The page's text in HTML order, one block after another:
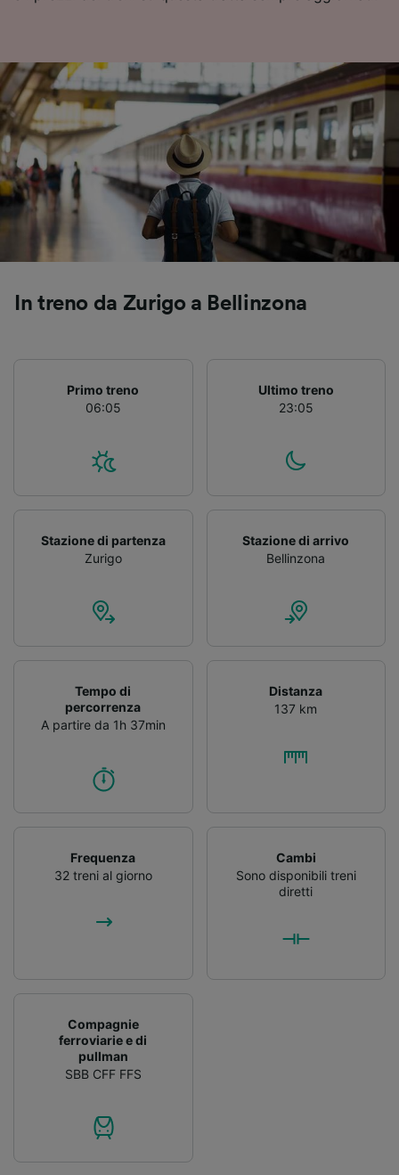
In treno da Zurigo a Bellinzona
Primo treno
06:05
Ultimo treno
23:05
Stazione di partenza
Zurigo
Stazione di arrivo
Bellinzona
Tempo di
percorrenza
A partire da 1h 37min
Distanza
137 km
Frequenza
32 treni al giorno
Cambi
Sono disponibili treni
diretti
Compagnie
ferroviarie e di
pullman
SBB CFF FFS
Archiviare informazioni su dispositivo e/o
accedervi. Pubblicità e contenuti
personalizzati, misurazione delle prestazioni
dei contenuti e degli annunci, ricerche sul
pubblico, sviluppo di servizi.
Elenco dei partner (fornitori)